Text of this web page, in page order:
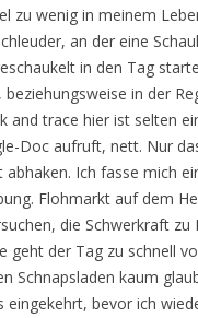
zu wenig in meinem
an der eine
in den Tag
in der
and trace hier ist selten
Doc aufruft, nett. Nur
abhaken. Ich fasse mich
Flohmarkt auf dem
die Schwerkraft
geht der Tag zu schnell
Schnapsladen kaum
eingekehrt, bevor ich